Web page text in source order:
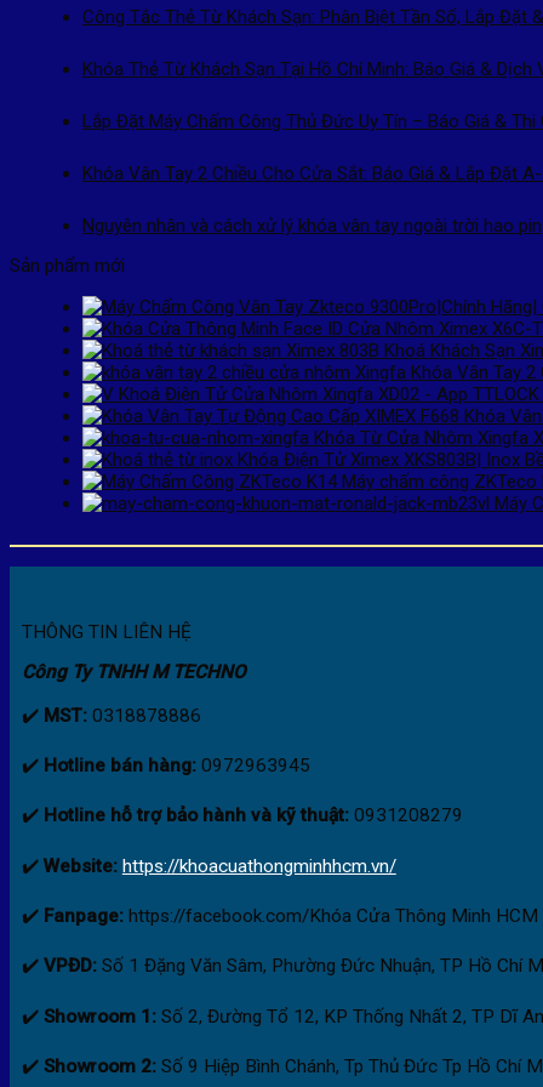
Công Tắc Thẻ Từ Khách Sạn: Phân Biệt Tần Số, Lắp Đặt
Khóa Thẻ Từ Khách Sạn Tại Hồ Chí Minh: Báo Giá &
Lắp Đặt Máy Chấm Công Thủ Đức Uy Tín – Báo Giá & Thi
Khóa Vân Tay 2 Chiều Cho Cửa Sắt: Báo Giá & Lắp Đặt
Nguyên nhân và cách xử lý khóa vân tay ngoài trời hao pin
Sản phẩm mới
Khoá Khách Sạn
Khóa Vân Tay 2
Khoá Điện Tử Cửa Nhôm Xingfa XD02 - App
Khóa
Khóa Từ Cửa Nhôm Xingfa
Khóa Điện Tử Ximex XKS803B| Inox
Máy chấm công ZKTeco
Máy
THÔNG TIN LIÊN HỆ
Công Ty TNHH M TECHNO
✔️ MST:0318878886
✔️ Hotline bán hàng:0972963945
✔️ Hotline hỗ trợ bảo hành và kỹ thuật:0931208279
✔️ Website: https://khoacuathongminhhcm.vn/
✔️ Fanpage:https://facebook.com/Khóa Cửa Thông Minh HCM
✔️ VPĐD: Số 1 Đặng Văn Sâm, Phường Đức Nhuận, TP Hồ Chí
✔️ Showroom 1:Số 2, Đường Tổ 12, KP Thống Nhất 2, TP Dĩ
✔️ Showroom 2:Số 9 Hiệp Bình Chánh, Tp Thủ Đức Tp Hồ Chí